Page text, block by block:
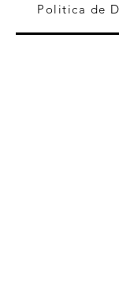
Politica de